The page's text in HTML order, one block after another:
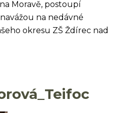
Moravě, postoupí
na nedávné
okresu ZŠ Ždírec nad